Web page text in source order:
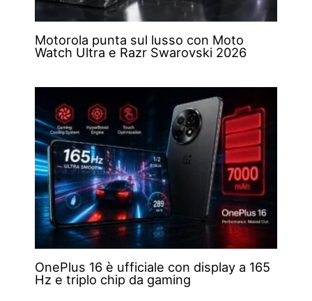
Motorola punta sul lusso con Moto
Watch Ultra e Razr Swarovski 2026
OnePlus 16 è ufficiale con display a 165
Hz e triplo chip da gaming